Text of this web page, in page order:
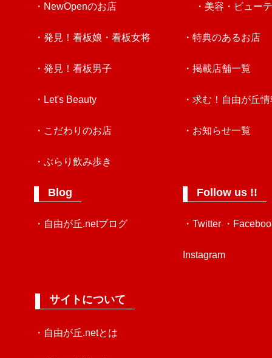
・NewOpenのお店
・発見！看板娘・看板女将
・発見！看板男子
・Let's Beauty
・こだわりのお店
・ぶらり飲み歩き
Blog
・自由が丘.netブログ
・美容・ビュー
・特典のあるお店
・掲載店舗一覧
・求む！自由が丘
・お知らせ一覧
Follow us !!
・Twitter ・
Instagram
サイトについて
・自由が丘.netとは